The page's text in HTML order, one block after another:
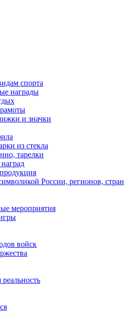
спорта
награды
и значки
из стекла
тарелки
России, регионов, стран
мероприятия
войск